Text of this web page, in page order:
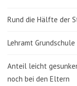
Rund die Hälfte der
Lehramt Grundschule
Anteil leicht
noch bei den Eltern